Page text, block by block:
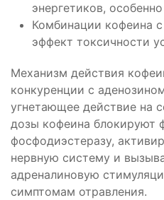
энергетиков,
Комбинации кофеина
эффект токсичности
Механизм действия
конкуренции с
угнетающее действие на
дозы кофеина блокируют
фосфодиэстеразу,
нервную систему и
адреналиновую
симптомам отравления.